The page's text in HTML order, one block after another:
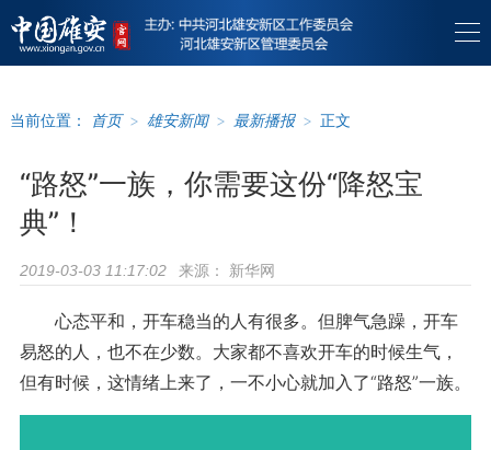
当前位置： 首页 > 雄安新闻 > 最新播报 > 正文
“路怒”一族，你需要这份“降怒宝
典”！
2019-03-03 11:17:02 来源： 新华网
心态平和，开车稳当的人有很多。但脾气急躁，开车
易怒的人，也不在少数。大家都不喜欢开车的时候生气，
但有时候，这情绪上来了，一不小心就加入了“路怒”一族。